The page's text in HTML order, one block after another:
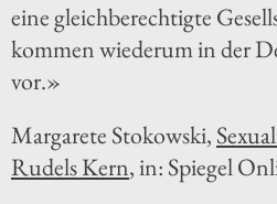
eine gleichberechtigte
kommen wiederum in der
vor.»
Margarete Stokowski,
Rudels Kern, in: Spiegel